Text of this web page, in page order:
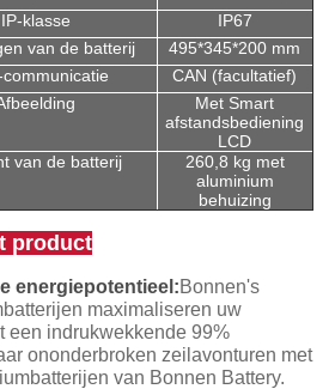
IP-klasse
IP67
van de batterij
495*345*200 mm
communicatie
CAN (facultatief)
Met Smart
afstandsbediening
LCD
van de batterij
260,8 kg met
aluminium
behuizing
product
energiepotentieel:Bonnen's
maximaliseren uw
een indrukwekkende 99%
ononderbroken zeilavonturen met
van Bonnen Battery.